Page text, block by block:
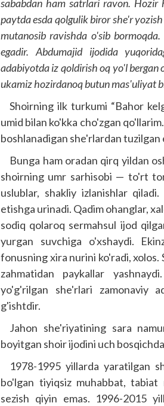
sababdan ham satrlari ravon.
paytda esda qolgulik biror she'r
mutanosib ravishda o'sib
egadir. Abdumajid ijodida
adabiyotda iz qoldirish oq yo'l bergan
ukamiz hozirdanoq butun mas'uliyat
Shoirning ilk turkumi “Bahor
umid bilan ko'kka cho'zgan
boshlanadigan she'rlardan tuzilgan
Bunga ham oradan qirq yildan
shoirning umr sarhisobi — to'rt
uslublar, shakliy izlanishlar
etishga urinadi. Qadim ohanglar,
sodiq qolaroq sermahsul ijod
yurgan suvchiga o'xshaydi.
fonusning xira nurini ko'radi, xolos.
zahmatidan paykallar
yo'g'rilgan she'rlari zamonaviy
g'ishtdir.
Jahon she'riyatining sara
boyitgan shoir ijodini uch
1978-1995 yillarda yaratilgan
bo'lgan tiyiqsiz muhabbat,
sezish qiyin emas. 1996-2015